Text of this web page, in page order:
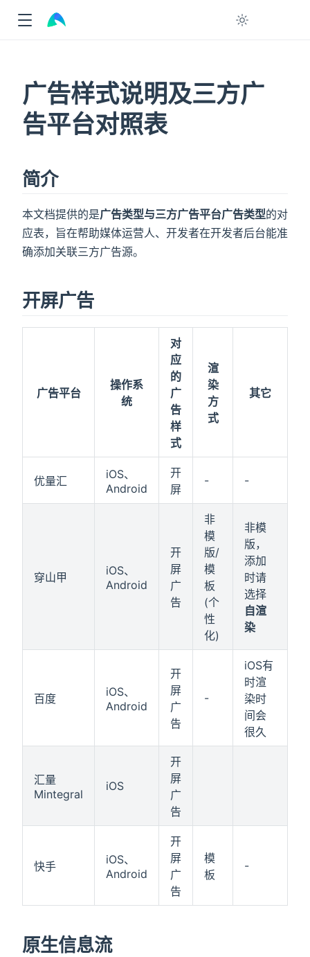
广告样式说明及三方广
告平台对照表
简介
本文档提供的是广告类型与三方广告平台广告类型的对
应表，旨在帮助媒体运营人、开发者在开发者后台能准
确添加关联三方广告源。
开屏广告
广告平台
操作系
统
对
应
的
广
告
样
式
渲
染
方
式
其它
优量汇
iOS、
Android
开
屏
- -
穿山甲
iOS、
Android
开
屏
广
告
非
模
版/
模
板
(个
性
化)
非模
版，
添加
时请
选择
自渲
染
百度
iOS、
Android
开
屏
广
告
-
iOS有
时渲
染时
间会
很久
汇量
Mintegral
iOS
开
屏
广
告
快手
iOS、
Android
开
屏
广
告
模
板
-
原生信息流